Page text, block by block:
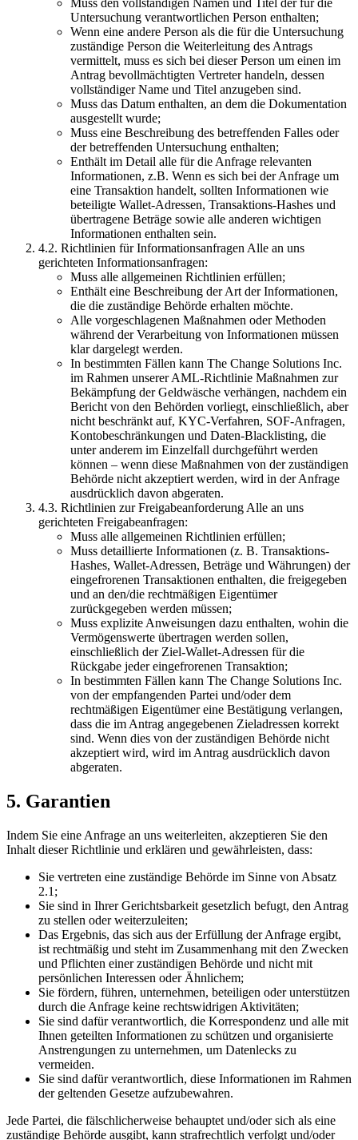
Muss den vollständigen Namen und Titel der für die
Untersuchung verantwortlichen Person enthalten;
Wenn eine andere Person als die für die Untersuchung
zuständige Person die Weiterleitung des Antrags
vermittelt, muss es sich bei dieser Person um einen im
Antrag bevollmächtigten Vertreter handeln, dessen
vollständiger Name und Titel anzugeben sind.
Muss das Datum enthalten, an dem die Dokumentation
ausgestellt wurde;
Muss eine Beschreibung des betreffenden Falles oder
der betreffenden Untersuchung enthalten;
Enthält im Detail alle für die Anfrage relevanten
Informationen, z.B. Wenn es sich bei der Anfrage um
eine Transaktion handelt, sollten Informationen wie
beteiligte Wallet-Adressen, Transaktions-Hashes und
übertragene Beträge sowie alle anderen wichtigen
Informationen enthalten sein.
4.2. Richtlinien für Informationsanfragen Alle an uns
gerichteten Informationsanfragen:
Muss alle allgemeinen Richtlinien erfüllen;
Enthält eine Beschreibung der Art der Informationen,
die die zuständige Behörde erhalten möchte.
Alle vorgeschlagenen Maßnahmen oder Methoden
während der Verarbeitung von Informationen müssen
klar dargelegt werden.
In bestimmten Fällen kann The Change Solutions Inc.
im Rahmen unserer AML-Richtlinie Maßnahmen zur
Bekämpfung der Geldwäsche verhängen, nachdem ein
Bericht von den Behörden vorliegt, einschließlich, aber
nicht beschränkt auf, KYC-Verfahren, SOF-Anfragen,
Kontobeschränkungen und Daten-Blacklisting, die
unter anderem im Einzelfall durchgeführt werden
können – wenn diese Maßnahmen von der zuständigen
Behörde nicht akzeptiert werden, wird in der Anfrage
ausdrücklich davon abgeraten.
4.3. Richtlinien zur Freigabeanforderung Alle an uns
gerichteten Freigabeanfragen:
Muss alle allgemeinen Richtlinien erfüllen;
Muss detaillierte Informationen (z. B. Transaktions-
Hashes, Wallet-Adressen, Beträge und Währungen) der
eingefrorenen Transaktionen enthalten, die freigegeben
und an den/die rechtmäßigen Eigentümer
zurückgegeben werden müssen;
Muss explizite Anweisungen dazu enthalten, wohin die
Vermögenswerte übertragen werden sollen,
einschließlich der Ziel-Wallet-Adressen für die
Rückgabe jeder eingefrorenen Transaktion;
In bestimmten Fällen kann The Change Solutions Inc.
von der empfangenden Partei und/oder dem
rechtmäßigen Eigentümer eine Bestätigung verlangen,
dass die im Antrag angegebenen Zieladressen korrekt
sind. Wenn dies von der zuständigen Behörde nicht
akzeptiert wird, wird im Antrag ausdrücklich davon
abgeraten.
5. Garantien
Indem Sie eine Anfrage an uns weiterleiten, akzeptieren Sie den
Inhalt dieser Richtlinie und erklären und gewährleisten, dass:
Sie vertreten eine zuständige Behörde im Sinne von Absatz
2.1;
Sie sind in Ihrer Gerichtsbarkeit gesetzlich befugt, den Antrag
zu stellen oder weiterzuleiten;
Das Ergebnis, das sich aus der Erfüllung der Anfrage ergibt,
ist rechtmäßig und steht im Zusammenhang mit den Zwecken
und Pflichten einer zuständigen Behörde und nicht mit
persönlichen Interessen oder Ähnlichem;
Sie fördern, führen, unternehmen, beteiligen oder unterstützen
durch die Anfrage keine rechtswidrigen Aktivitäten;
Sie sind dafür verantwortlich, die Korrespondenz und alle mit
Ihnen geteilten Informationen zu schützen und organisierte
Anstrengungen zu unternehmen, um Datenlecks zu
vermeiden.
Sie sind dafür verantwortlich, diese Informationen im Rahmen
der geltenden Gesetze aufzubewahren.
Jede Partei, die fälschlicherweise behauptet und/oder sich als eine
zuständige Behörde ausgibt, kann strafrechtlich verfolgt und/oder